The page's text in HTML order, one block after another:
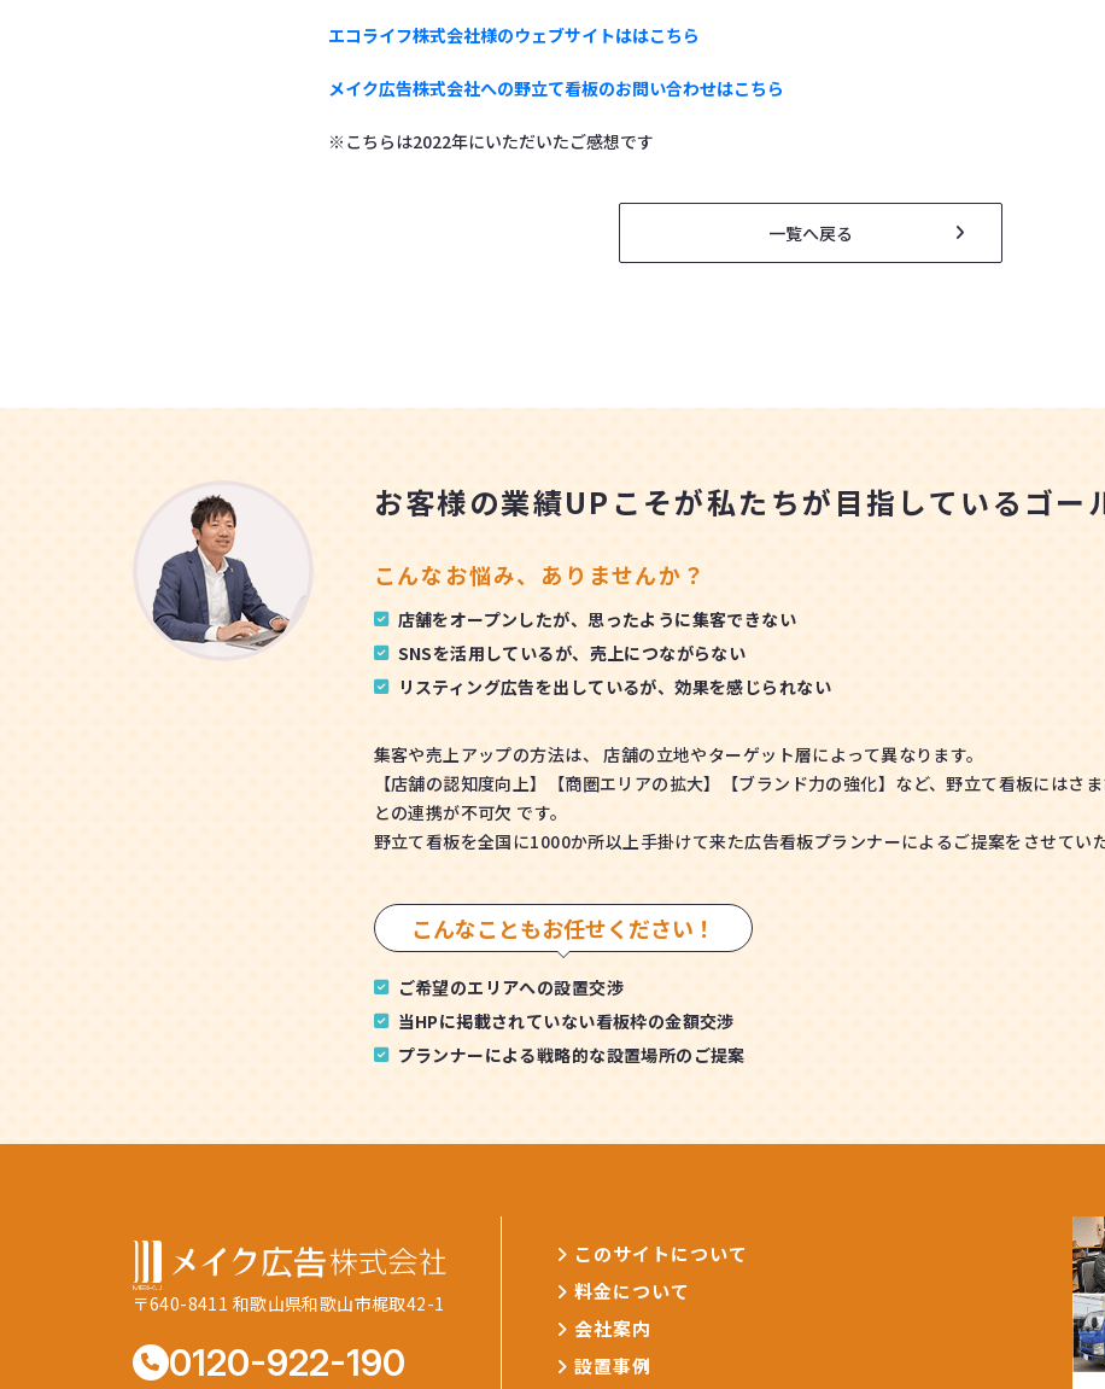
エコライフ株式会社様のウェブサイトははこちら
メイク広告株式会社への野立て看板のお問い合わせはこちら
※こちらは2022年にいただいたご感想です
一覧へ戻る
お客様の業績UPこそが私たちが目指しているゴー
こんなお悩み、ありませんか？
店舗をオープンしたが、思ったように集客できない
SNSを活用しているが、売上につながらない
リスティング広告を出しているが、効果を感じられない
集客や売上アップの方法は、 店舗の立地やターゲット層によって異なります。
【店舗の認知度向上】【商圏エリアの拡大】【ブランド力の強化】など、野立て看板にはさ
との連携が不可欠 です。
野立て看板を全国に1000か所以上手掛けて来た広告看板プランナーによるご提案をさせていた
こんなこともお任せください！
ご希望のエリアへの設置交渉
当HPに掲載されていない看板枠の金額交渉
プランナーによる戦略的な設置場所のご提案
〒640-8411 和歌山県和歌山市梶取42-1
0120-922-190
このサイトについて
料金について
会社案内
設置事例